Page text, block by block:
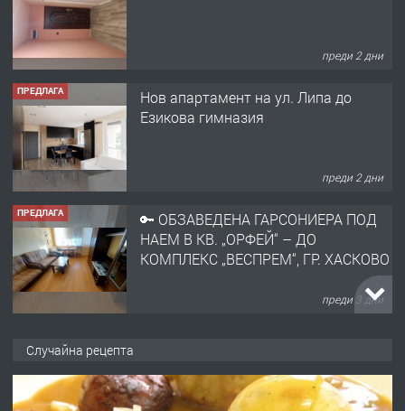
преди 2 дни
ПРЕДЛАГА
Нов апартамент на ул. Липа до
Езикова гимназия
преди 2 дни
ПРЕДЛАГА
🔑 ОБЗАВЕДЕНА ГАРСОНИЕРА ПОД
НАЕМ В КВ. „ОРФЕЙ“ – ДО
КОМПЛЕКС „ВЕСПРЕМ“, ГР. ХАСКОВО
преди 3 дни
АПАРТАМЕНТ В ЦЕНТЪРА НА ГР.
ХАСКОВО
Случайна рецепта